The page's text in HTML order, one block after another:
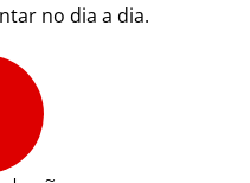
no dia a dia.